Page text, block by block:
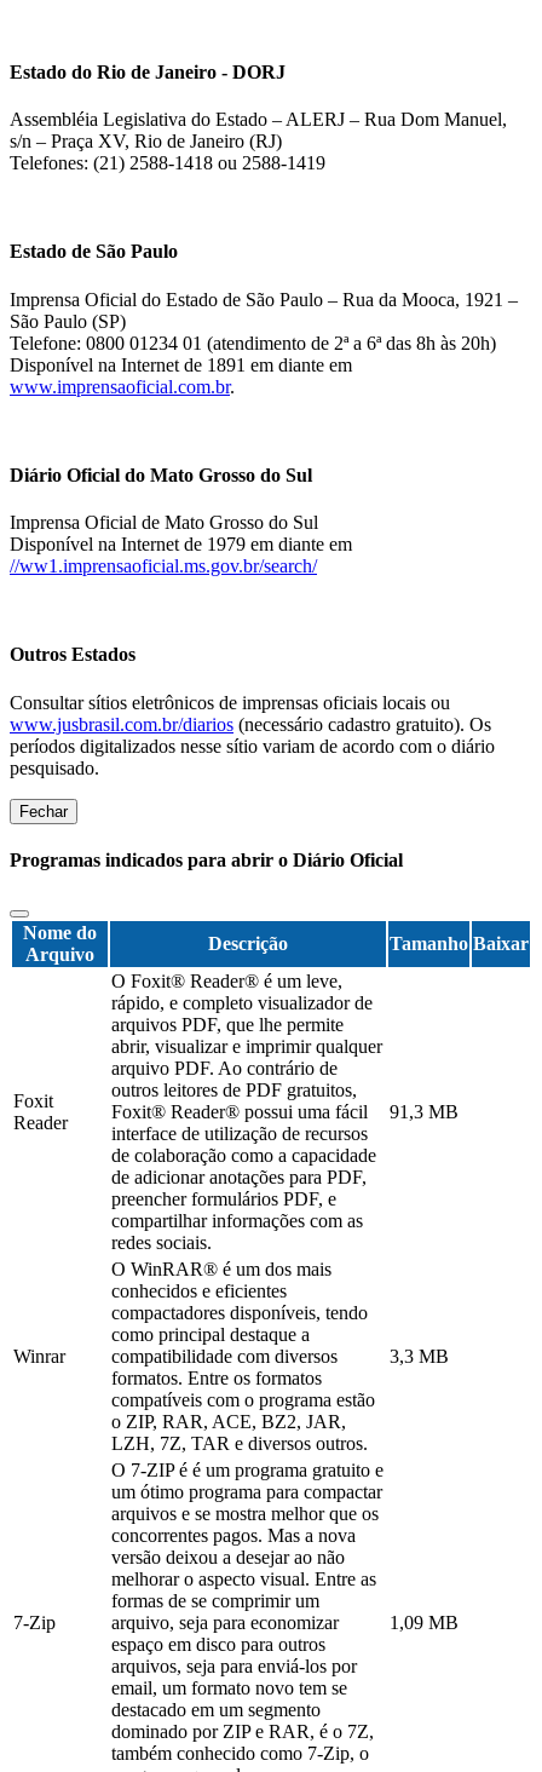
Estado do Rio de Janeiro - DORJ
Assembléia Legislativa do Estado – ALERJ – Rua Dom Manuel,
s/n – Praça XV, Rio de Janeiro (RJ)
Telefones: (21) 2588-1418 ou 2588-1419
Estado de São Paulo
Imprensa Oficial do Estado de São Paulo – Rua da Mooca, 1921 –
São Paulo (SP)
Telefone: 0800 01234 01 (atendimento de 2ª a 6ª das 8h às 20h)
Disponível na Internet de 1891 em diante em
www.imprensaoficial.com.br.
Diário Oficial do Mato Grosso do Sul
Imprensa Oficial de Mato Grosso do Sul
Disponível na Internet de 1979 em diante em
//ww1.imprensaoficial.ms.gov.br/search/
Outros Estados
Consultar sítios eletrônicos de imprensas oficiais locais ou
www.jusbrasil.com.br/diarios (necessário cadastro gratuito). Os
períodos digitalizados nesse sítio variam de acordo com o diário
pesquisado.
Fechar
Programas indicados para abrir o Diário Oficial
Nome do
Arquivo
Descrição Tamanho Baixar
Foxit
Reader
O Foxit® Reader® é um leve,
rápido, e completo visualizador de
arquivos PDF, que lhe permite
abrir, visualizar e imprimir qualquer
arquivo PDF. Ao contrário de
outros leitores de PDF gratuitos,
Foxit® Reader® possui uma fácil
interface de utilização de recursos
de colaboração como a capacidade
de adicionar anotações para PDF,
preencher formulários PDF, e
compartilhar informações com as
redes sociais.
91,3 MB
Winrar
O WinRAR® é um dos mais
conhecidos e eficientes
compactadores disponíveis, tendo
como principal destaque a
compatibilidade com diversos
formatos. Entre os formatos
compatíveis com o programa estão
o ZIP, RAR, ACE, BZ2, JAR,
LZH, 7Z, TAR e diversos outros.
3,3 MB
7-Zip
O 7-ZIP é é um programa gratuito e
um ótimo programa para compactar
arquivos e se mostra melhor que os
concorrentes pagos. Mas a nova
versão deixou a desejar ao não
melhorar o aspecto visual. Entre as
formas de se comprimir um
arquivo, seja para economizar
espaço em disco para outros
arquivos, seja para enviá-los por
email, um formato novo tem se
destacado em um segmento
dominado por ZIP e RAR, é o 7Z,
também conhecido como 7-Zip, o
1,09 MB